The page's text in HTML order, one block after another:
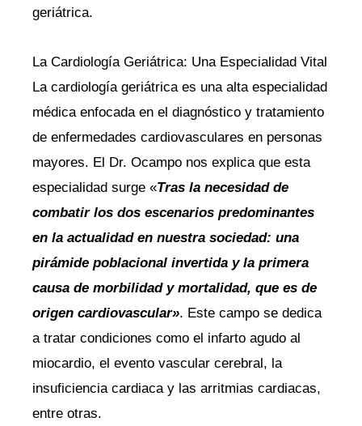
geriátrica.
La Cardiología Geriátrica: Una Especialidad Vital
La cardiología geriátrica es una alta especialidad
médica enfocada en el diagnóstico y tratamiento
de enfermedades cardiovasculares en personas
mayores. El Dr. Ocampo nos explica que esta
especialidad surge «Tras la necesidad de
combatir los dos escenarios predominantes
en la actualidad en nuestra sociedad: una
pirámide poblacional invertida y la primera
causa de morbilidad y mortalidad, que es de
origen cardiovascular». Este campo se dedica
a tratar condiciones como el infarto agudo al
miocardio, el evento vascular cerebral, la
insuficiencia cardiaca y las arritmias cardiacas,
entre otras.